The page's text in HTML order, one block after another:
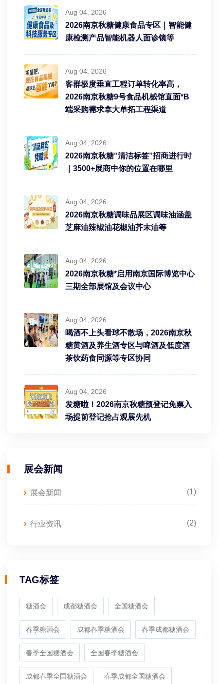
Aug 04, 2026
2026南京秋糖健康食品专区｜智能健
康检测产品智能机器人面诊镜等
Aug 04, 2026
客群极度垂直工程订单转化率高，
2026南京秋糖9号食品机械馆直面*B
端采购需求拿大单拓工程渠道
Aug 04, 2026
2026南京秋糖“清洁标签”招商进行时
｜3500+展商中你的位置在哪里
Aug 04, 2026
2026南京秋糖调味品展区调味油涵盖
芝麻油辣椒油花椒油芥末油等
Aug 04, 2026
2026南京秋糖*启用南京国际博览中心
三期全部展馆及会议中心
Aug 04, 2026
喝酒不上头看球不散场，2026南京秋
糖黄酒及养生酒专区与啤酒及低度酒
茶饮药食同源等专区协同
Aug 04, 2026
发糖啦！2026南京秋糖预登记免票入
场提前登记抢占观展先机
展会新闻
展会新闻 (1)
行业资讯 (2)
TAG标签
糖酒会 成都糖酒会 全国糖酒会
春季糖酒会 成都春季糖酒会 春季成都糖酒会
春季全国糖酒会 全国春季糖酒会
成都春季全国糖酒会 春季成都全国糖酒会